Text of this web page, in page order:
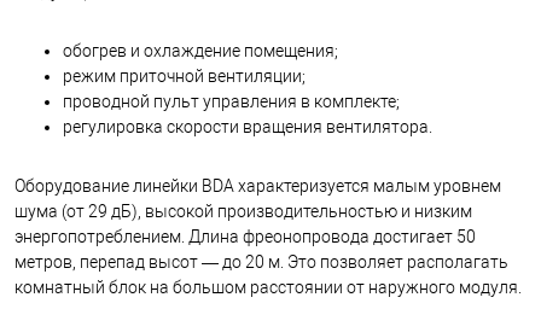
обогрев и охлаждение помещения;
режим приточной вентиляции;
проводной пульт управления в комплекте;
регулировка скорости вращения вентилятора.
Оборудование линейки BDA характеризуется малым уровнем
шума (от 29 дБ), высокой производительностью и низким
энергопотреблением. Длина фреонопровода достигает 50
метров, перепад высот — до 20 м. Это позволяет располагать
комнатный блок на большом расстоянии от наружного модуля.